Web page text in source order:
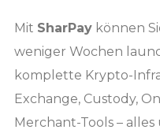
Mit SharPay können
weniger Wochen
komplette Krypto-
Exchange, Custody,
Merchant-Tools –